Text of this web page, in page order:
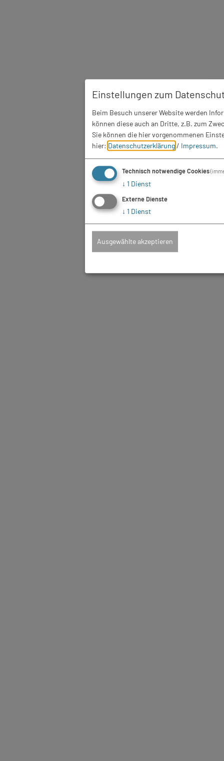
Einstellungen zum
Beim Besuch unserer Website werden
können diese auch an Dritte, z.B. zum
Sie können die hier vorgenommenen
hier: Datenschutzerklärung / Impressum.
Technisch notwendige Cookies
↓ 1 Dienst
Externe Dienste
↓ 1 Dienst
Ausgewählte akzeptieren